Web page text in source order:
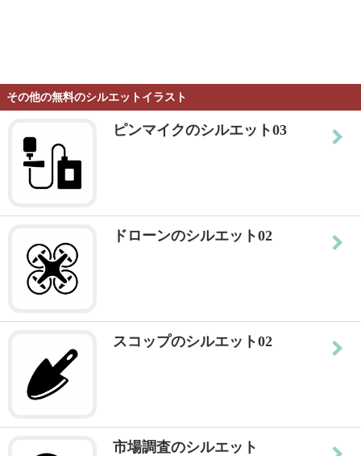
その他の無料のシルエットイラスト
ピンマイクのシルエット03
ドローンのシルエット02
スコップのシルエット02
市場調査のシルエット